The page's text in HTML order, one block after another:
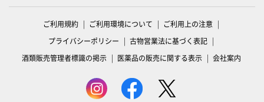
ご利用規約 ご利用環境について
ご利用上の注意
プライバシーポリシー
古物営業法に基づく表記
酒類販売管理者標識の掲示
医薬品の販売に関する表示 会社案内